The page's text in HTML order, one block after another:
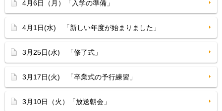
4月6日（月）「入学の準備」
4月1日(水) 「新しい年度が始まりました」
3月25日(水) 「修了式」
3月17日(火) 「卒業式の予行練習」
3月10日（火）「放送朝会」